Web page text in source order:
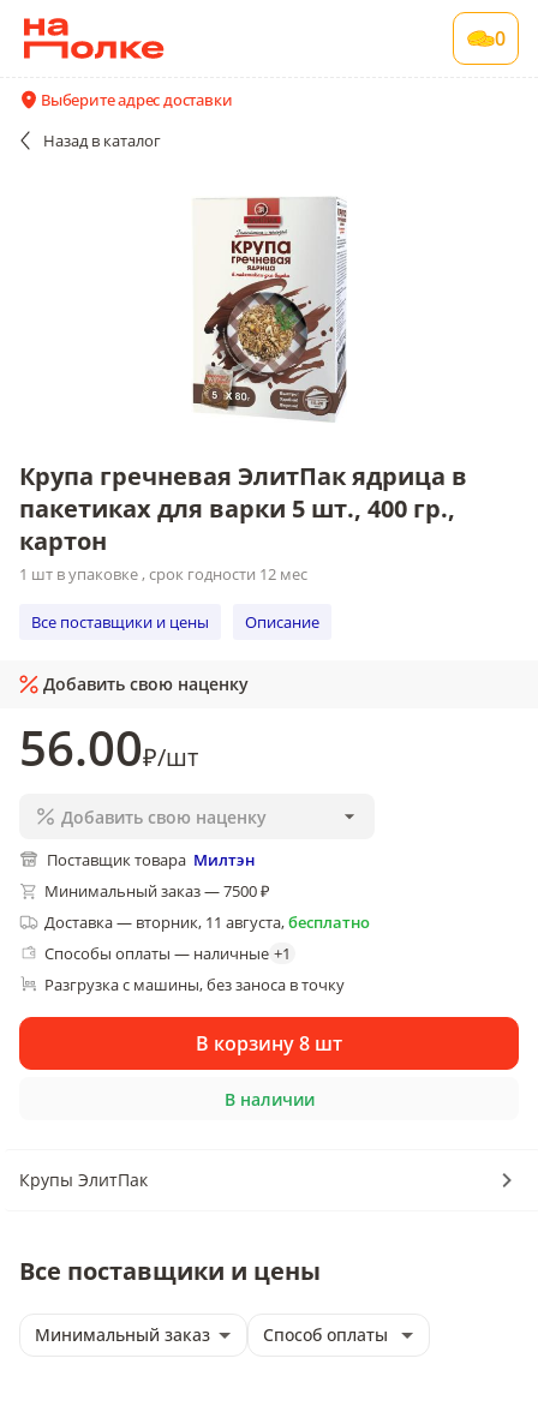
0
Выберите адрес доставки
Назад в каталог
пакетиках для варки 5 шт., 400 гр., картон
Крупа гречневая ЭлитПак ядрица в
пакетиках для варки 5 шт., 400 гр.,
картон
1 шт в упаковке , срок годности 12 мес
Все поставщики и цены Описание
Добавить свою наценку
56.00₽/шт
Добавить свою наценку
Поставщик товара Милтэн
Минимальный заказ — 7500 ₽
Доставка— вторник, 11 августа,бесплатно
Способы оплаты — наличные +1
Разгрузка с машины, без заноса в точку
В корзину 8 шт
В наличии
Крупы ЭлитПак
Все поставщики и цены
Минимальный заказ Способ оплаты